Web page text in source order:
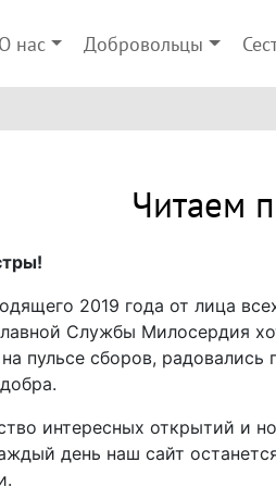
О нас Добровольцы
Читаем
2019 года от лица
Службы Милосердия
пульсе сборов,
интересных открытий и
день наш сайт